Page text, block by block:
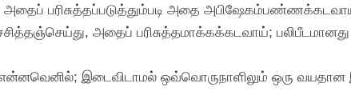
பரிசுத்தப்படுத்தும்படி அதை
அதைப் பரிசுத்தமாக்கக்கடவாய்; பலிபீடமானது
என்னவெனில்; இடைவிடாமல் ஒவ்வொருநாளிலும் ஒரு